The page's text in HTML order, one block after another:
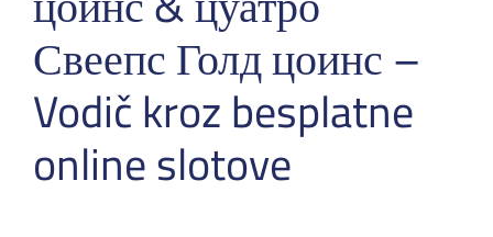
Свеепс Голд цоинс –
Vodič kroz besplatne
online slotove